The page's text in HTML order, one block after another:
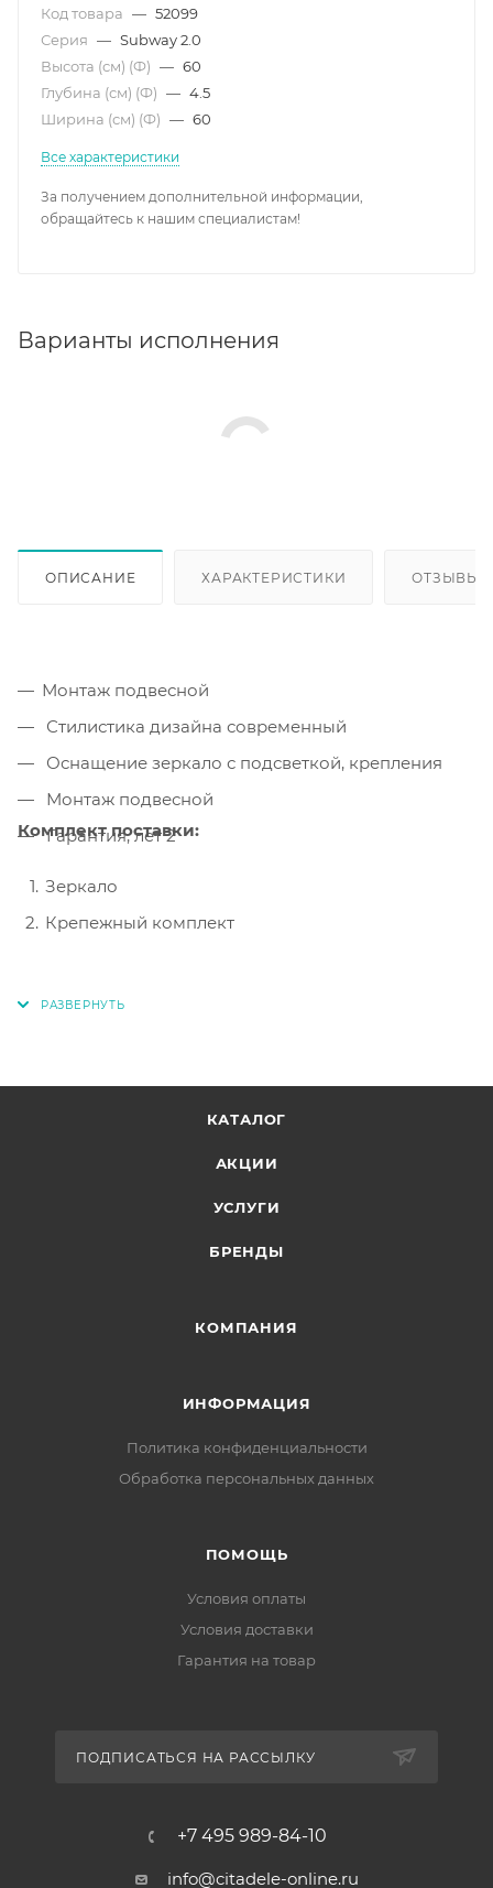
Код товара — 52099
Серия — Subway 2.0
Высота (см) (Ф) — 60
Глубина (см) (Ф) — 4.5
Ширина (см) (Ф) — 60
Все характеристики
За получением дополнительной информации,
обращайтесь к нашим специалистам!
Варианты исполнения
ОПИСАНИЕ ХАРАКТЕРИСТИКИ ОТЗЫВЫ
Монтаж подвесной
Стилистика дизайна современный
Оснащение зеркало с подсветкой, крепления
Монтаж подвесной
Гарантия, лет 2
Комплект поставки:
Зеркало
Крепежный комплект
КАТАЛОГ
АКЦИИ
УСЛУГИ
БРЕНДЫ
КОМПАНИЯ
ИНФОРМАЦИЯ
Политика конфиденциальности
Обработка персональных данных
ПОМОЩЬ
Условия оплаты
Условия доставки
Гарантия на товар
ПОДПИСАТЬСЯ НА РАССЫЛКУ
+7 495 989-84-10
info@citadele-online.ru